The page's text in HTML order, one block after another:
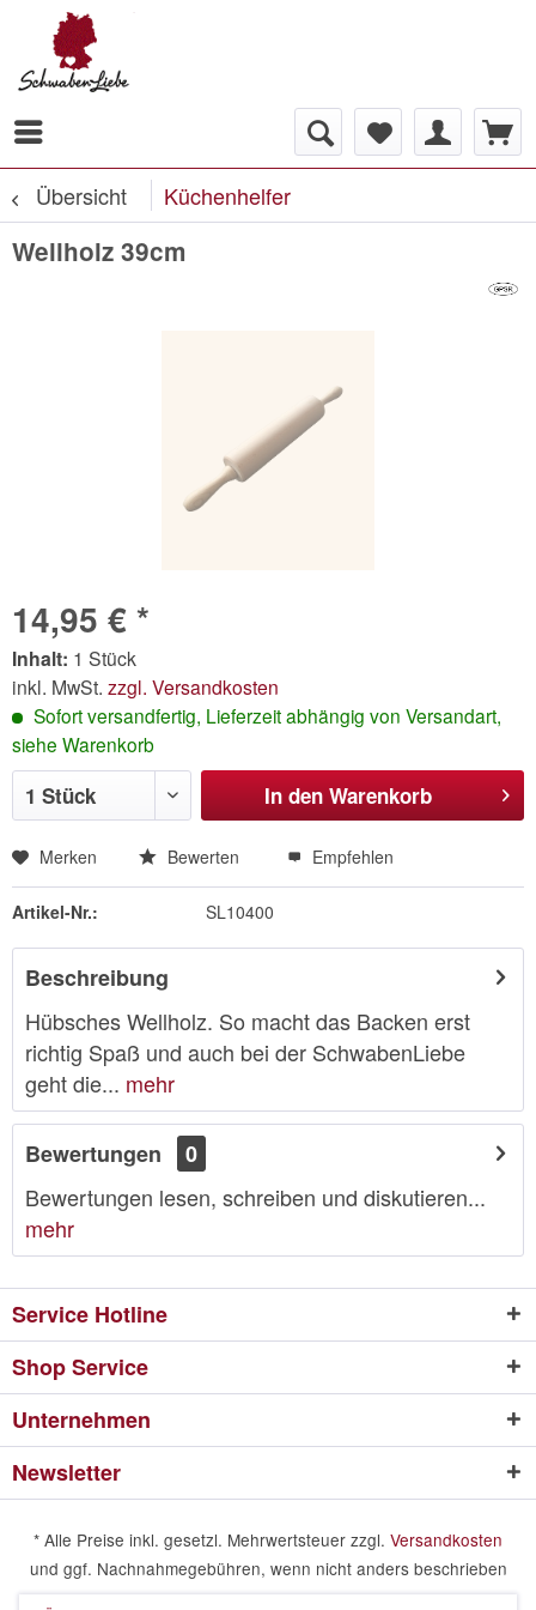
Übersicht Küchenhelfer
Wellholz 39cm
14,95 € *
Inhalt: 1 Stück
inkl. MwSt. zzgl. Versandkosten
Sofort versandfertig, Lieferzeit abhängig von Versandart,
siehe Warenkorb
In den Warenkorb
Merken Bewerten Empfehlen
Artikel-Nr.: SL10400
Beschreibung
Hübsches Wellholz. So macht das Backen erst
richtig Spaß und auch bei der SchwabenLiebe
geht die... mehr
Bewertungen
0
Bewertungen lesen, schreiben und diskutieren...
mehr
Service Hotline
Shop Service
Unternehmen
Newsletter
* Alle Preise inkl. gesetzl. Mehrwertsteuer zzgl. Versandkosten
und ggf. Nachnahmegebühren, wenn nicht anders beschrieben